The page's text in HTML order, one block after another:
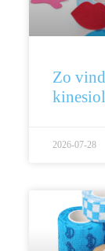
Zo
2026-07-28